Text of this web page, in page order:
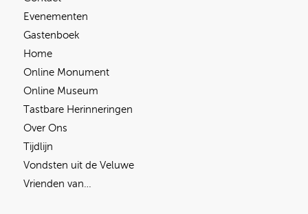
Evenementen
Gastenboek
Home
Online Monument
Online Museum
Tastbare Herinneringen
Over Ons
Tijdlijn
Vondsten uit de Veluwe
Vrienden van…